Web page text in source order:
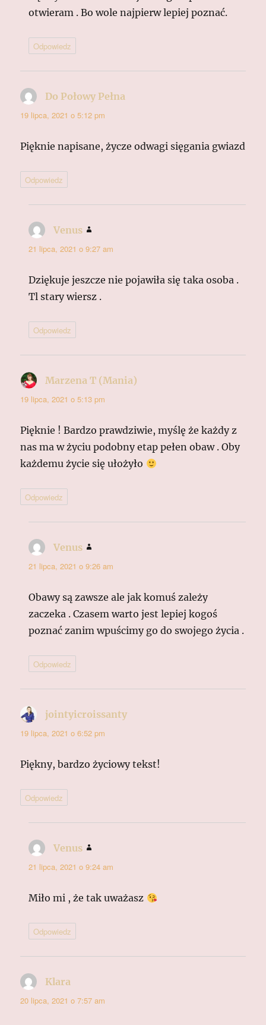
otwieram . Bo wole najpierw lepiej poznać.
Odpowiedz
Do Połowy Pełna
19 lipca, 2021 o 5:12 pm
Pięknie napisane, życze odwagi sięgania gwiazd
Odpowiedz
Venus
21 lipca, 2021 o 9:27 am
Dziękuje jeszcze nie pojawiła się taka osoba .
Tl stary wiersz .
Odpowiedz
Marzena T (Mania)
19 lipca, 2021 o 5:13 pm
Pięknie ! Bardzo prawdziwie, myślę że każdy z
nas ma w życiu podobny etap pełen obaw . Oby
każdemu życie się ułożyło
Odpowiedz
Venus
21 lipca, 2021 o 9:26 am
Obawy są zawsze ale jak komuś zależy
zaczeka . Czasem warto jest lepiej kogoś
poznać zanim wpuścimy go do swojego życia .
Odpowiedz
jointyicroissanty
19 lipca, 2021 o 6:52 pm
Piękny, bardzo życiowy tekst!
Odpowiedz
Venus
21 lipca, 2021 o 9:24 am
Miło mi , że tak uważasz
Odpowiedz
Klara
20 lipca, 2021 o 7:57 am